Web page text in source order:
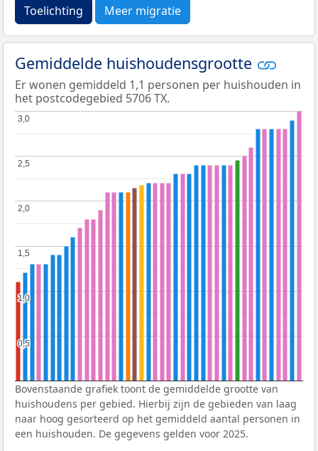
Toelichting Meer migratie
Gemiddelde huishoudensgrootte
Er wonen gemiddeld 1,1 personen per huishouden in
het postcodegebied 5706 TX.
0,5
0,5
1,0
1,0
1,5
1,5
2,0
2,0
2,5
2,5
3,0
3,0
Bovenstaande grafiek toont de gemiddelde grootte van
huishoudens per gebied. Hierbij zijn de gebieden van laag
naar hoog gesorteerd op het gemiddeld aantal personen in
een huishouden. De gegevens gelden voor 2025.